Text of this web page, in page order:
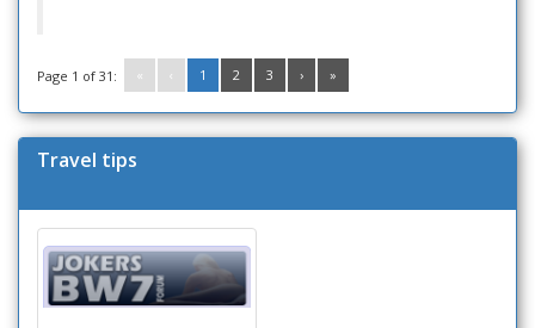
Page 1 of 31: « ‹ 1 2 3 › »
Travel tips